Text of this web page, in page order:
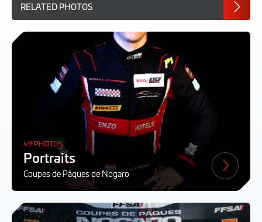
RELATED PHOTOS
49 PHOTOS
Portraits
Coupes de Pâques de Nogaro